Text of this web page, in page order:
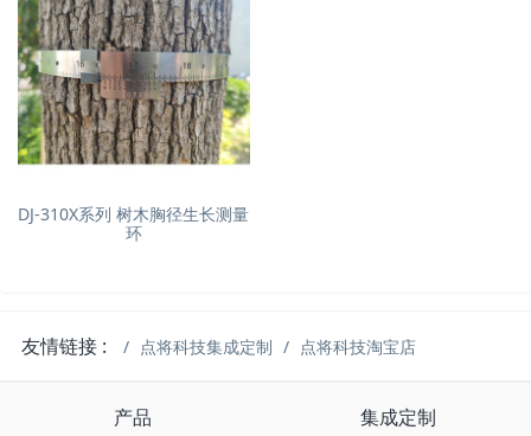
DJ-310X系列 树木胸径生长测量
环
友情链接 : 点将科技集成定制 点将科技淘宝店
产品 集成定制